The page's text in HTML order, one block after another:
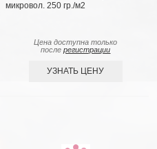
микровол. 250 гр./м2
Цена доступна только
послерегистрации
УЗНАТЬ ЦЕНУ